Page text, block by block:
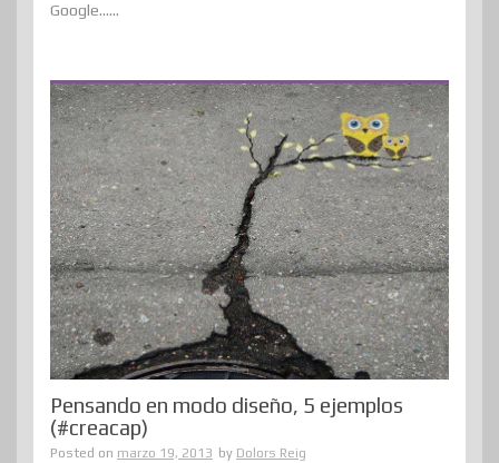
Google......
Pensando en modo diseño, 5 ejemplos
(#creacap)
Posted on marzo 19, 2013 by Dolors Reig